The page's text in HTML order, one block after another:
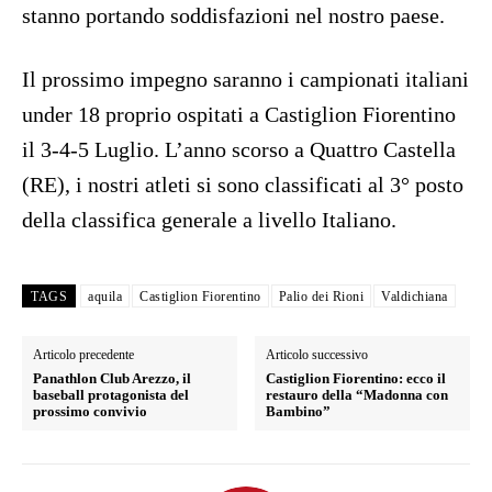
stanno portando soddisfazioni nel nostro paese.
Il prossimo impegno saranno i campionati italiani
under 18 proprio ospitati a Castiglion Fiorentino
il 3-4-5 Luglio. L’anno scorso a Quattro Castella
(RE), i nostri atleti si sono classificati al 3° posto
della classifica generale a livello Italiano.
TAGS aquila Castiglion Fiorentino Palio dei Rioni Valdichiana
Articolo precedente
Panathlon Club Arezzo, il
baseball protagonista del
prossimo convivio
Articolo successivo
Castiglion Fiorentino: ecco il
restauro della “Madonna con
Bambino”